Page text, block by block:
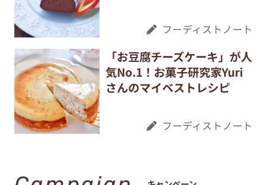
フーディストノート
「お豆腐チーズケーキ」が人
気No.1！お菓子研究家Yuri
さんのマイベストレシピ
フーディストノート